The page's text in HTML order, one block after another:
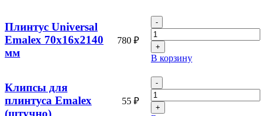
шт)
90x9,8x2140
мм
Плинтус Universal
Emalex 70x16x2140
мм
780 ₽
Количество
товара
Плинтус
Universal
Emalex
В корзину
Клипсы для
плинтуса Emalex
(штучно)
55 ₽
Количество
товара
Клипсы
для